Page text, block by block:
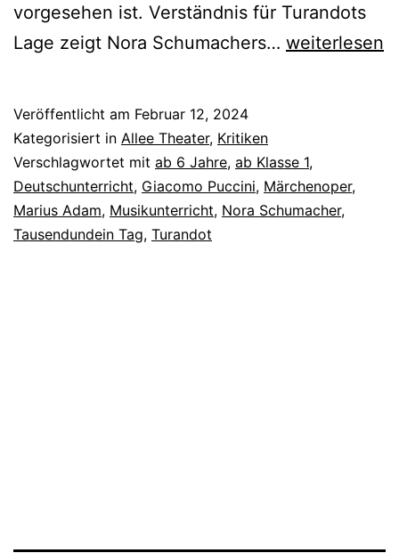
vorgesehen ist. Verständnis für Turandots
Lage zeigt Nora Schumachers… Prinzessin
weiterlesen
Veröffentlicht am Februar 12, 2024
Kategorisiert in Allee Theater, Kritiken
Verschlagwortet mit ab 6 Jahre, ab Klasse 1,
Deutschunterricht, Giacomo Puccini, Märchenoper,
Marius Adam, Musikunterricht, Nora Schumacher,
Tausendundein Tag, Turandot